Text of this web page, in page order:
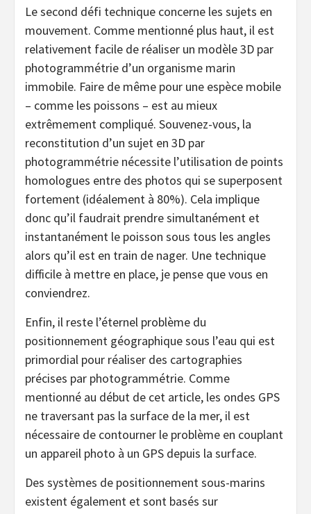
Le second défi technique concerne les sujets en
mouvement. Comme mentionné plus haut, il est
relativement facile de réaliser un modèle 3D par
photogrammétrie d’un organisme marin
immobile. Faire de même pour une espèce mobile
– comme les poissons – est au mieux
extrêmement compliqué. Souvenez-vous, la
reconstitution d’un sujet en 3D par
photogrammétrie nécessite l’utilisation de points
homologues entre des photos qui se superposent
fortement (idéalement à 80%). Cela implique
donc qu’il faudrait prendre simultanément et
instantanément le poisson sous tous les angles
alors qu’il est en train de nager. Une technique
difficile à mettre en place, je pense que vous en
conviendrez.
Enfin, il reste l’éternel problème du
positionnement géographique sous l’eau qui est
primordial pour réaliser des cartographies
précises par photogrammétrie. Comme
mentionné au début de cet article, les ondes GPS
ne traversant pas la surface de la mer, il est
nécessaire de contourner le problème en couplant
un appareil photo à un GPS depuis la surface.
Des systèmes de positionnement sous-marins
existent également et sont basés sur